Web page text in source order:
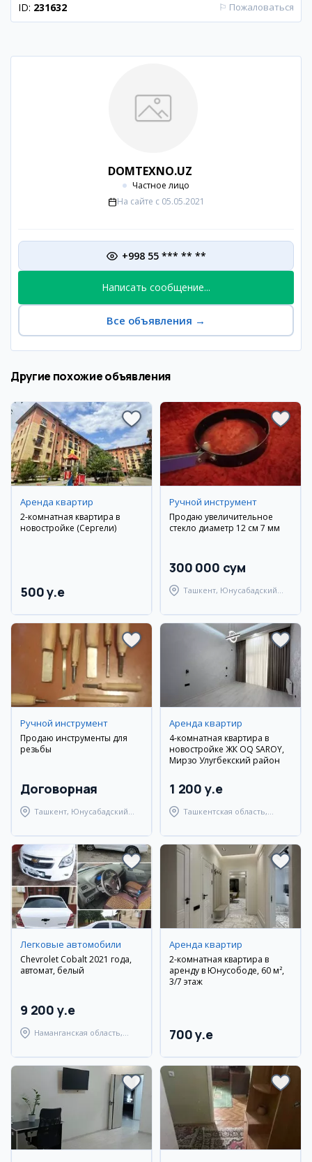
ID: 231632 ⚐ Пожаловаться
DOMTEXNO.UZ
Частное лицо
На сайте с 05.05.2021
+998 55 *** ** **
Написать сообщение...
Все объявления →
Другие похожие объявления
Аренда квартир
2-комнатная квартира в
новостройке (Сергели)
500 y.e
Ручной инструмент
Продаю увеличительное
стекло диаметр 12 см 7 мм
300 000 сум
Ташкент, Юнусабадский
Ручной инструмент
Продаю инструменты для
резьбы
Договорная
Ташкент, Юнусабадский
Аренда квартир
4-комнатная квартира в
новостройке ЖК OQ SAROY,
Мирзо Улугбекский район
1 200 y.e
Ташкентская область,
Легковые автомобили
Chevrolet Cobalt 2021 года,
автомат, белый
9 200 y.e
Наманганская область,
Аренда квартир
2-комнатная квартира в
аренду в Юнусободе, 60 м²,
3/7 этаж
700 y.e